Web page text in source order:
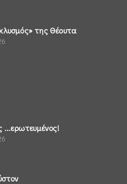
της Θέουτα
...ερωτευμένος!